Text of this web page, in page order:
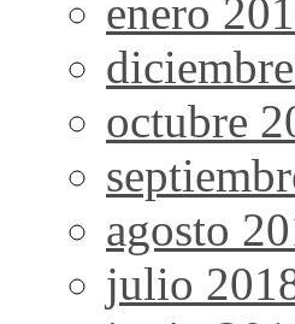
enero
octubre
agosto
julio